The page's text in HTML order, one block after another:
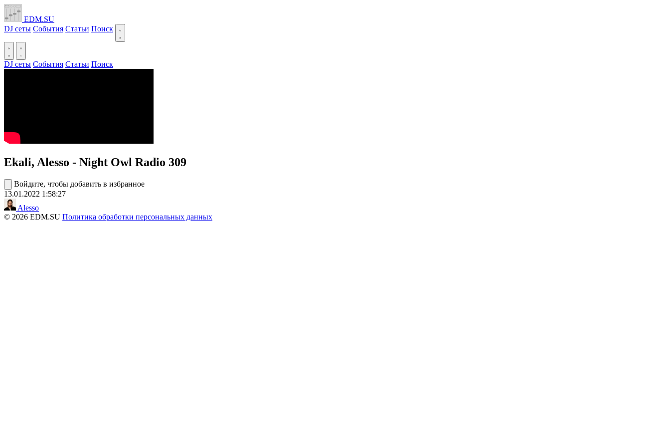
EDM.SU
DJ сеты События Статьи Поиск
DJ сеты События Статьи Поиск
Ekali, Alesso - Night Owl Radio 309
Войдите, чтобы добавить в избранное
13.01.2022 1:58:27
Alesso
© 2026 EDM.SU Политика обработки персональных данных